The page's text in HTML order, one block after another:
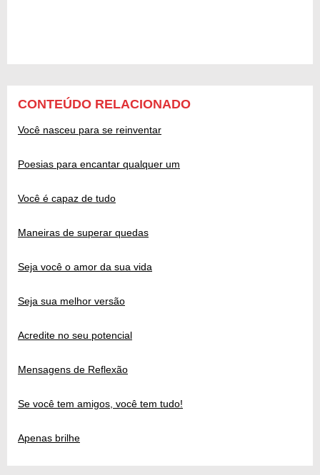
CONTEÚDO RELACIONADO
Você nasceu para se reinventar
Poesias para encantar qualquer um
Você é capaz de tudo
Maneiras de superar quedas
Seja você o amor da sua vida
Seja sua melhor versão
Acredite no seu potencial
Mensagens de Reflexão
Se você tem amigos, você tem tudo!
Apenas brilhe